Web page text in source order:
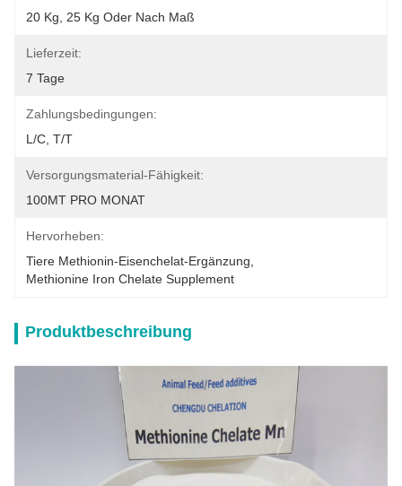
20 Kg, 25 Kg Oder Nach Maß
Lieferzeit:
7 Tage
Zahlungsbedingungen:
L/C, T/T
Versorgungsmaterial-Fähigkeit:
100MT PRO MONAT
Hervorheben:
Tiere Methionin-Eisenchelat-Ergänzung
Methionine Iron Chelate Supplement
Produktbeschreibung